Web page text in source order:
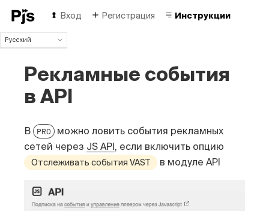
Вход Регистрация Инструкции
Русский
English
Español
Português (Brasil)
Italiano
Čeština
Рекламные события
в API
В PRO
можно ловить события рекламных
сетей через JS API , если включить опцию
Отслеживать события VAST в модуле API